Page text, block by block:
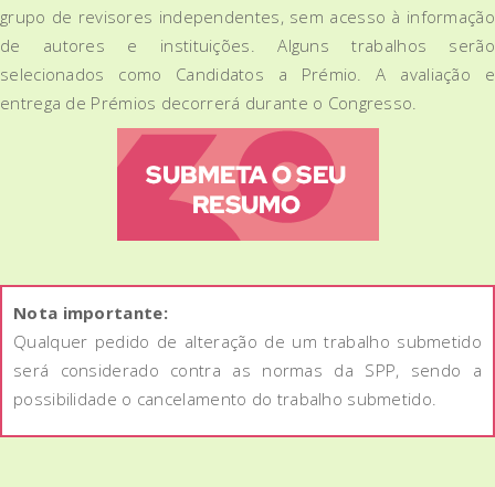
grupo de revisores independentes, sem acesso à informação
de autores e instituições. Alguns trabalhos serão
selecionados como Candidatos a Prémio. A avaliação e
entrega de Prémios decorrerá durante o Congresso.
Nota importante:
Qualquer pedido de alteração de um trabalho submetido
será considerado contra as normas da SPP, sendo a
possibilidade o cancelamento do trabalho submetido.